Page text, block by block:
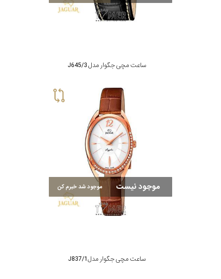
ساعت مچی جگوار مدل J645/3
موجود نیست موجود شد خبرم کن
ساعت مچی جگوار مدل J837/1